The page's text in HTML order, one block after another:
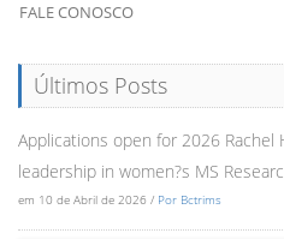
FALE CONOSCO
Últimos Posts
Applications open for 2026 Rachel
leadership in women?s MS
em 10 de Abril de 2026 / Por Bctrims